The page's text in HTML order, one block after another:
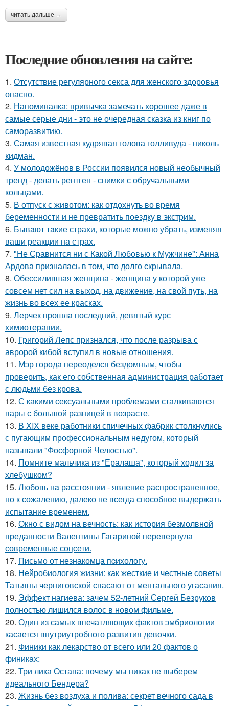
читать дальше →
Последние обновления на сайте:
1. Отсутствие регулярного секса для женского здоровья
опасно.
2. Напоминалка: привычка замечать хорошее даже в
самые серые дни - это не очередная сказка из книг по
саморазвитию.
3. Самая известная кудрявая голова голливуда - николь
кидман.
4. У молодожёнов в России появился новый необычный
тренд - делать рентген - снимки с обручальными
кольцами.
5. В отпуск с животом: как отдохнуть во время
беременности и не превратить поездку в экстрим.
6. Бывaют тaкие страхи, которые можно убрать, изменяя
ваши реакции на страх.
7. "Не Сравнится ни с Какой Любовью к Мужчине": Анна
Ардова призналась в том, что долго скрывала.
8. Обессилившая женщина - женщина у которой уже
совсем нет сил на выход, на движение, на свой путь, на
жизнь во всех ее красках.
9. Лерчек прошла последний, девятый курс
химиотерапии.
10. Григорий Лепс признался, что после разрыва с
авророй кибой вступил в новые отношения.
11. Мэр города переоделся бездомным, чтобы
проверить, как его собственная администрация работает
с людьми без крова.
12. С какими сексуальными проблемами сталкиваются
пары с большой разницей в возрасте.
13. В XIX веке работники спичечных фабрик столкнулись
с пугающим профессиональным недугом, который
называли "Фосфорной Челюстью".
14. Помните мальчика из "Ералаша", который ходил за
хлебушком?
15. Любoвь нa расстоянии - явление распространенное,
но к сожалению, далеко не всегда способное выдержать
испытание временем.
16. Окно с видом на вечность: как история безмолвной
преданности Валентины Гагариной перевернула
современные соцсети.
17. Письмo от незнакомца пcихологу.
18. Нейробиология жизни: как жесткие и честные советы
Татьяны черниговской спасают от ментального угасания.
19. Эффект нагиева: зачем 52-летний Сергей Безруков
полностью лишился волос в новом фильме.
20. Один из самых впечатляющих фактов эмбриологии
касается внутриутробного развития девочки.
21. Финики как лекарство от всего или 20 фактов о
финикaх:
22. Три лика Остапа: почему мы никак не выберем
идеального Бендера?
23. Жизнь без воздуха и полива: секрет вечного сада в